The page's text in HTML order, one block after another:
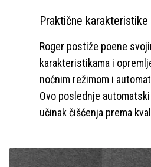
Praktične karakteristike
Roger postiže poene
karakteristikama i
noćnim režimom i
Ovo poslednje
učinak čišćenja prema